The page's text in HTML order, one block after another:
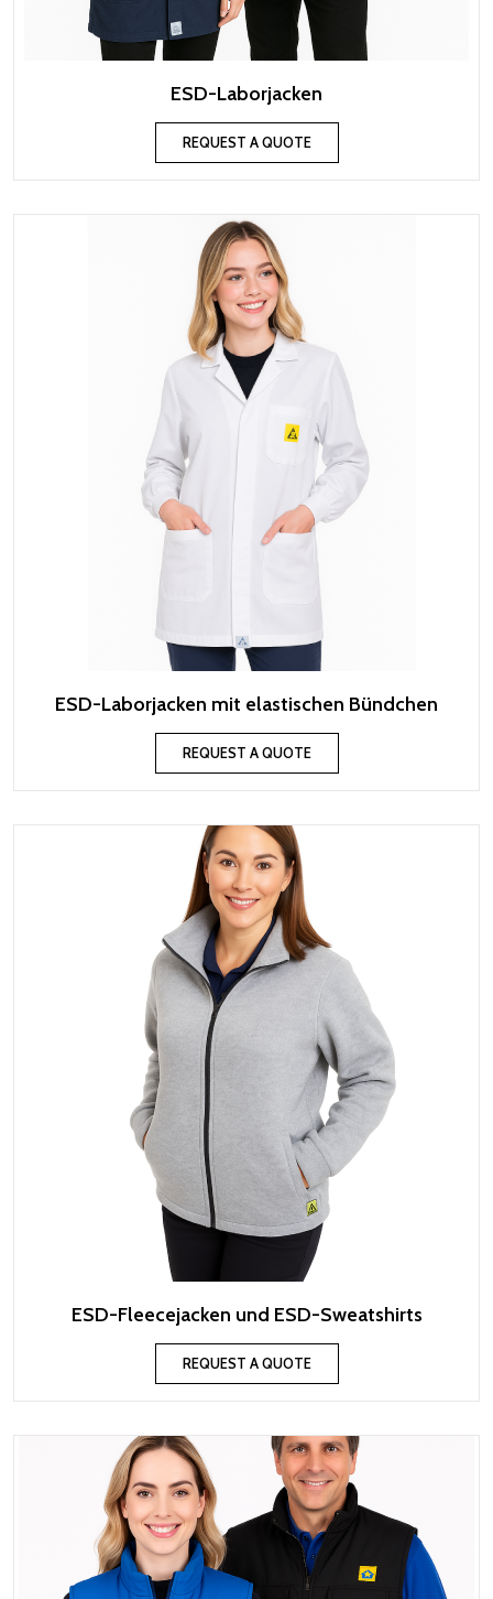
ESD-Laborjacken
REQUEST A QUOTE
ESD-Laborjacken mit elastischen Bündchen
REQUEST A QUOTE
ESD-Fleecejacken und ESD-Sweatshirts
REQUEST A QUOTE